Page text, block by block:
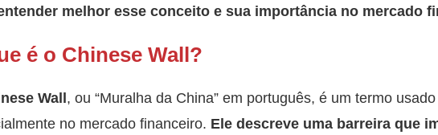
melhor esse conceito e sua importância no mercado
é o Chinese Wall?
Wall, ou “Muralha da China” em português, é um termo
no mercado financeiro. Ele descreve uma barreira que